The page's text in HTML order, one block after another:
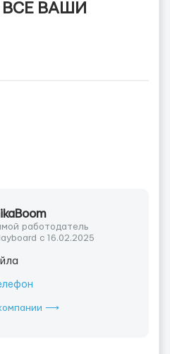
ВАШИ
работодатель
с 16.02.2025
компании ⟶